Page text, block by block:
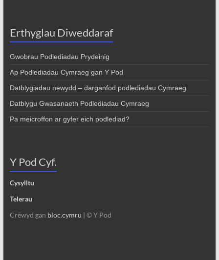
Erthyglau Diweddaraf
Gwobrau Podlediadau Prydeinig
Ap Podlediadau Cymraeg gan Y Pod
Datblygiadau newydd – darganfod podlediadau Cymraeg
Datblygu Gwasanaeth Podlediadau Cymraeg
Pa meicroffon ar gyfer eich podlediad?
Y Pod Cyf.
Cysylltu
Telerau
Crëwyd gan bloc.cymru | © Y Pod